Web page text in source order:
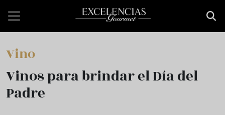
Vino
Vinos para brindar el Día del
Padre